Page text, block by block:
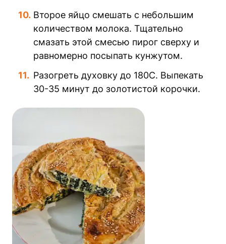
Второе яйцо смешать с небольшим
количеством молока. Тщательно
смазать этой смесью пирог сверху и
равномерно посыпать кунжутом.
Разогреть духовку до 180C. Выпекать
30-35 минут до золотистой корочки.